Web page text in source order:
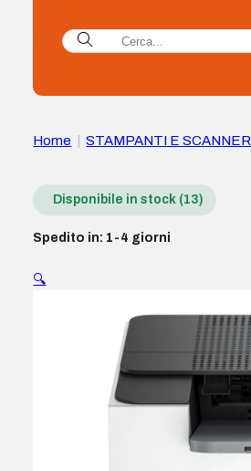
Home STAMPANTI E SCANNER
Disponibile in stock (13)
Spedito in: 1-4 giorni
🔍